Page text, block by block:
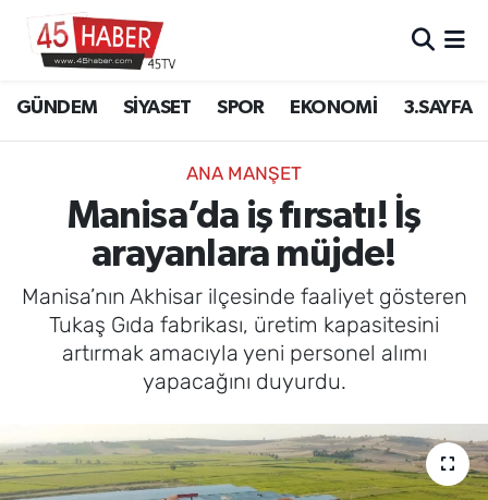
GÜNDEM SİYASET SPOR EKONOMİ 3.SAYFA
ANA MANŞET
Manisa’da iş fırsatı! İş
arayanlara müjde!
Manisa’nın Akhisar ilçesinde faaliyet gösteren
Tukaş Gıda fabrikası, üretim kapasitesini
artırmak amacıyla yeni personel alımı
yapacağını duyurdu.
SİYASET
EKONOMİ
3.SAYFA
EĞİTİM
YAŞAM
Manisa Hava Durumu
Manisa Namaz Vakitleri
Manisa Trafik Yoğunluk Haritası
Süper Lig Puan Durumu ve Fikstür
Tüm Manşetler
Haber Arşivi